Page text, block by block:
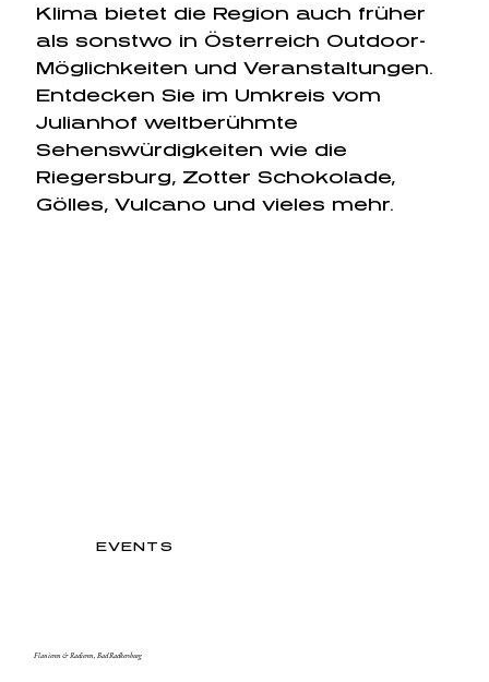
Klima bietet die Region auch früher
als sonstwo in Österreich Outdoor-
Möglichkeiten und Veranstaltungen.
Entdecken Sie im Umkreis vom
Julianhof weltberühmte
Sehenswürdigkeiten wie die
Riegersburg, Zotter Schokolade,
Gölles, Vulcano und vieles mehr.
EVENTS
Flanieren & Radieren, Bad Radkersburg